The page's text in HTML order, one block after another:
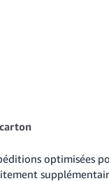
optimisées